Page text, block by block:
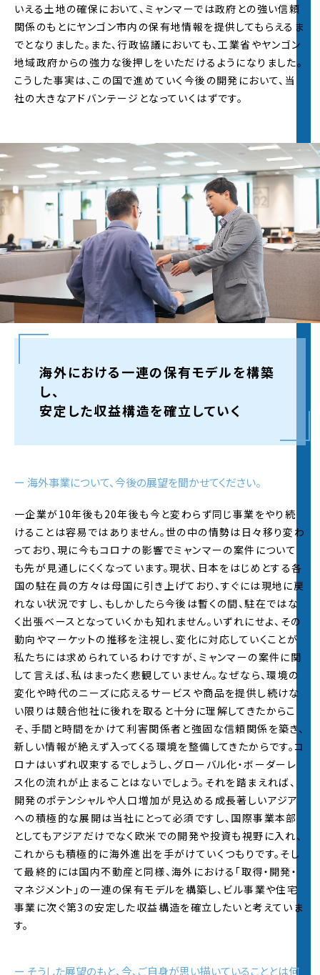
2021.9.1
2021年度 5Daysインターンのエントリー受付を開
始しました。
※募集要項は 5Daysインターンページ をご覧くだ
さい
タビューを初公開。
2021.9.1
社長インタビューページ を更新しました。
2021.9.1
企画部長座談会ページを公開しました。変革の時
代において、日鉄興和不動産が会社として目指す
方向は？
2021.6.1
2021年度夏インターンのエントリー受付を開始し
※詳細は夏インターンページをご覧ください
2021.5.14
2022年度新卒採用エントリー受付
2021.3.1
2022年度新卒採用エントリー受付を開始いたしま
した！皆様からのご応募お待ちしております。
2022年度新卒採用エントリー受付を開始いたしま
した！皆様からのご応募お待ちしております。
2021.3.1
社員のインタビュー記事を2本（浜島・金子）・内定
者制作サイトを公開しました。
いえる土地の確保において、ミャンマーでは政府との強い信頼
関係のもとにヤンゴン市内の保有地情報を提供してもらえるま
でとなりました。また、行政協議においても、工業省やヤンゴン
地域政府からの強力な後押しをいただけるようになりました。
こうした事実は、この国で進めていく今後の開発において、当
社の大きなアドバンテージとなっていくはずです。
海外における一連の保有モデルを構築
し、
安定した収益構造を確立していく
ー 海外事業について、今後の展望を聞かせてください。
一企業が10年後も20年後も今と変わらず同じ事業をやり続
けることは容易ではありません。世の中の情勢は日々移り変わ
っており、現に今もコロナの影響でミャンマーの案件について
も先が見通しにくくなっています。現状、日本をはじめとする各
国の駐在員の方々は母国に引き上げており、すぐには現地に戻
れない状況ですし、もしかしたら今後は暫くの間、駐在ではな
く出張ベースとなっていくかも知れません。いずれにせよ、その
動向やマーケットの推移を注視し、変化に対応していくことが
私たちには求められているわけですが、ミャンマーの案件に関
して言えば、私はまったく悲観していません。なぜなら、環境の
変化や時代のニーズに応えるサービスや商品を提供し続けな
い限りは競合他社に後れを取ると十分に理解してきたからこ
そ、手間と時間をかけて利害関係者と強固な信頼関係を築き、
新しい情報が絶えず入ってくる環境を整備してきたからです。コ
ロナはいずれ収束するでしょうし、グローバル化・ボーダーレ
ス化の流れが止まることはないでしょう。それを踏まえれば、
開発のポテンシャルや人口増加が見込める成長著しいアジア
への積極的な展開は当社にとって必須ですし、国際事業本部
としてもアジアだけでなく欧米での開発や投資も視野に入れ、
これからも積極的に海外進出を手がけていくつもりです。そし
て最終的には国内不動産と同様、海外における「取得・開発・
マネジメント」の一連の保有モデルを構築し、ビル事業や住宅
事業に次ぐ第3の安定した収益構造を確立したいと考えていま
す。
ー そうした展望のもと、今、ご自身が思い描いていることとは何